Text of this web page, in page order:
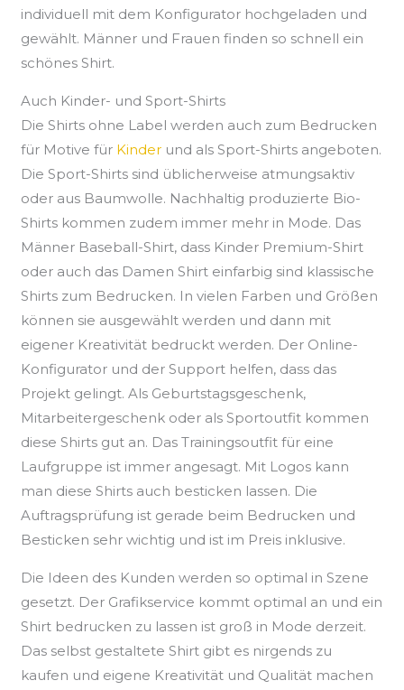
individuell mit dem Konfigurator hochgeladen und
gewählt. Männer und Frauen finden so schnell ein
schönes Shirt.
Auch Kinder- und Sport-Shirts
Die Shirts ohne Label werden auch zum Bedrucken
für Motive für Kinder und als Sport-Shirts angeboten.
Die Sport-Shirts sind üblicherweise atmungsaktiv
oder aus Baumwolle. Nachhaltig produzierte Bio-
Shirts kommen zudem immer mehr in Mode. Das
Männer Baseball-Shirt, dass Kinder Premium-Shirt
oder auch das Damen Shirt einfarbig sind klassische
Shirts zum Bedrucken. In vielen Farben und Größen
können sie ausgewählt werden und dann mit
eigener Kreativität bedruckt werden. Der Online-
Konfigurator und der Support helfen, dass das
Projekt gelingt. Als Geburtstagsgeschenk,
Mitarbeitergeschenk oder als Sportoutfit kommen
diese Shirts gut an. Das Trainingsoutfit für eine
Laufgruppe ist immer angesagt. Mit Logos kann
man diese Shirts auch besticken lassen. Die
Auftragsprüfung ist gerade beim Bedrucken und
Besticken sehr wichtig und ist im Preis inklusive.
Die Ideen des Kunden werden so optimal in Szene
gesetzt. Der Grafikservice kommt optimal an und ein
Shirt bedrucken zu lassen ist groß in Mode derzeit.
Das selbst gestaltete Shirt gibt es nirgends zu
kaufen und eigene Kreativität und Qualität machen